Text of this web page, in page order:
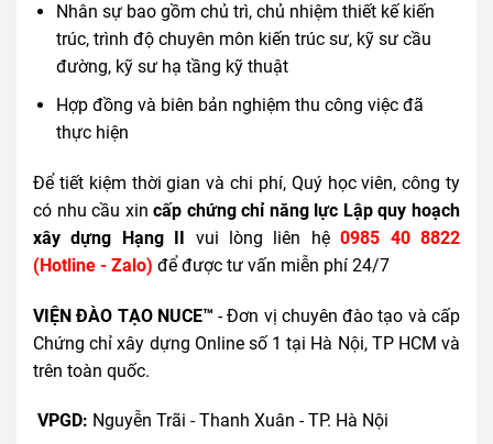
Nhân sự bao gồm chủ trì, chủ nhiệm thiết kế kiến
trúc, trình độ chuyên môn kiến trúc sư, kỹ sư cầu
đường, kỹ sư hạ tầng kỹ thuật
Hợp đồng và biên bản nghiệm thu công việc đã
thực hiện
Để tiết kiệm thời gian và chi phí, Quý học viên, công ty
có nhu cầu xincấp chứng chỉ năng lực Lập quy hoạch
xây dựng Hạng II vui lòng liên hệ0985 40 8822
(Hotline - Zalo) để được tư vấn miễn phí 24/7
VIỆN ĐÀO TẠO NUCE™ - Đơn vị chuyên đào tạo và cấp
Chứng chỉ xây dựng Online số 1 tại Hà Nội, TP HCM và
trên toàn quốc.
VPGD: Nguyễn Trãi - Thanh Xuân - TP. Hà Nội